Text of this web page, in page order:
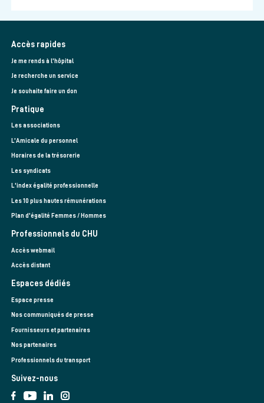
Accès rapides
Je me rends à l'hôpital
Je recherche un service
Je souhaite faire un don
Pratique
Les associations
L’Amicale du personnel
Horaires de la trésorerie
Les syndicats
L'index égalité professionnelle
Les 10 plus hautes rémunérations
Plan d'égalité Femmes / Hommes
Professionnels du CHU
Accès webmail
Accès distant
Espaces dédiés
Espace presse
Nos communiqués de presse
Fournisseurs et partenaires
Nos partenaires
Professionnels du transport
Suivez-nous